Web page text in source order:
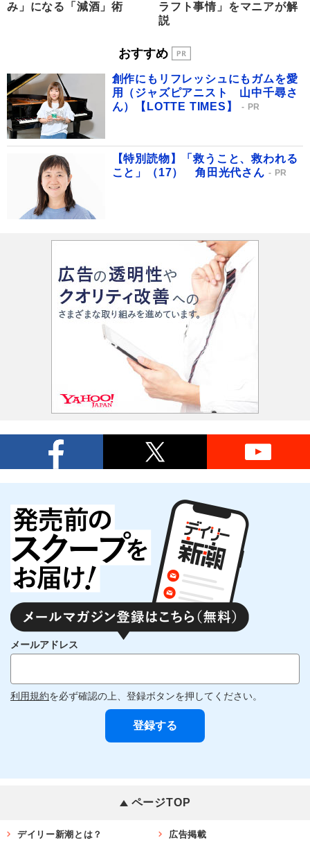
み」になる「減酒」術
ラフト事情」をマニアが解
説
おすすめ
創作にもリフレッシュにもガムを愛
用（ジャズピアニスト 山中千尋さ
ん）【LOTTE TIMES】
PR
【特別読物】「救うこと、救われる
こと」（17） 角田光代さん
PR
メールアドレス
利用規約を必ず確認の上、登録ボタンを押してください。
ページTOP
デイリー新潮とは？ 広告掲載